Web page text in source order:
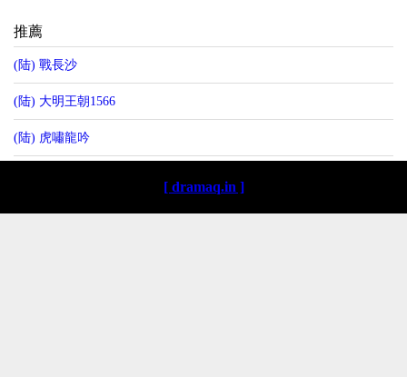
推薦
(陆) 戰長沙
(陆) 大明王朝1566
(陆) 虎嘯龍吟
[ dramaq.in ]